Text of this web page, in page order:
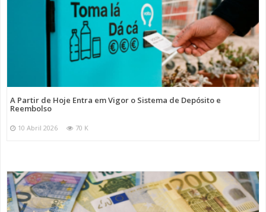
A Partir de Hoje Entra em Vigor o Sistema de Depósito e
Reembolso
10 Abril 2026 70 K